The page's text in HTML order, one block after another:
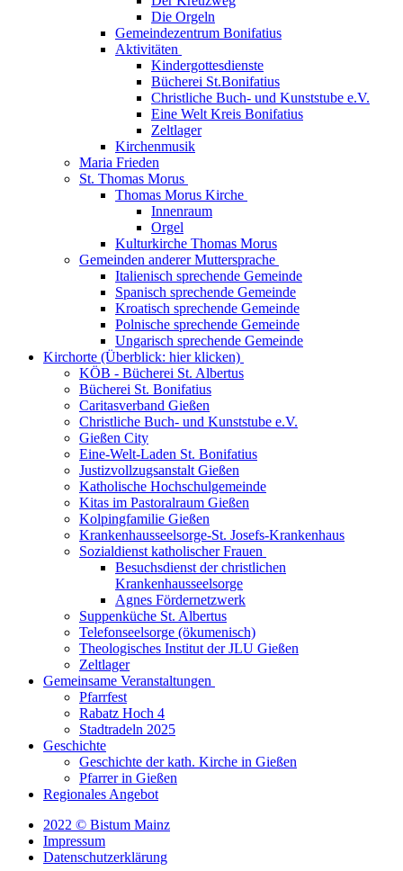
Die Orgeln
Gemeindezentrum Bonifatius
Aktivitäten
Kindergottesdienste
Bücherei St.Bonifatius
Christliche Buch- und Kunststube e.V.
Eine Welt Kreis Bonifatius
Zeltlager
Kirchenmusik
Maria Frieden
St. Thomas Morus
Thomas Morus Kirche
Innenraum
Orgel
Kulturkirche Thomas Morus
Gemeinden anderer Muttersprache
Italienisch sprechende Gemeinde
Spanisch sprechende Gemeinde
Kroatisch sprechende Gemeinde
Polnische sprechende Gemeinde
Ungarisch sprechende Gemeinde
Kirchorte (Überblick: hier klicken)
KÖB - Bücherei St. Albertus
Bücherei St. Bonifatius
Caritasverband Gießen
Christliche Buch- und Kunststube e.V.
Gießen City
Eine-Welt-Laden St. Bonifatius
Justizvollzugsanstalt Gießen
Katholische Hochschulgemeinde
Kitas im Pastoralraum Gießen
Kolpingfamilie Gießen
Krankenhausseelsorge-St. Josefs-Krankenhaus
Sozialdienst katholischer Frauen
Besuchsdienst der christlichen
Krankenhausseelsorge
Agnes Fördernetzwerk
Suppenküche St. Albertus
Telefonseelsorge (ökumenisch)
Theologisches Institut der JLU Gießen
Zeltlager
Gemeinsame Veranstaltungen
Pfarrfest
Rabatz Hoch 4
Stadtradeln 2025
Geschichte
Geschichte der kath. Kirche in Gießen
Pfarrer in Gießen
Regionales Angebot
2022 © Bistum Mainz
Impressum
Datenschutzerklärung